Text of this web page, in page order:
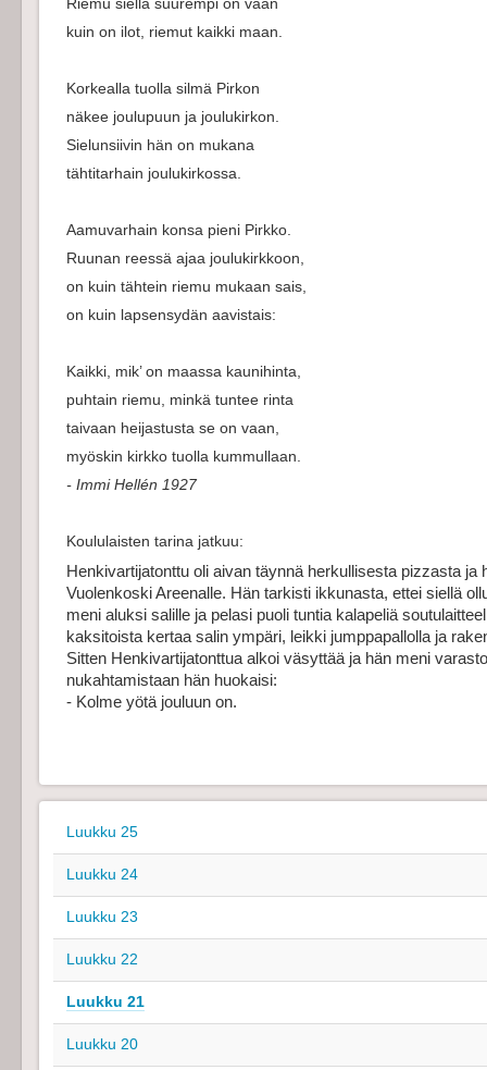
kuin on ilot, riemut kaikki maan.
Korkealla tuolla silmä Pirkon
näkee joulupuun ja joulukirkon.
Sielunsiivin hän on mukana
tähtitarhain joulukirkossa.
Aamuvarhain konsa pieni Pirkko.
Ruunan reessä ajaa joulukirkkoon,
on kuin tähtein riemu mukaan sais,
on kuin lapsensydän aavistais:
Kaikki, mik’ on maassa kaunihinta,
puhtain riemu, minkä tuntee rinta
taivaan heijastusta se on vaan,
myöskin kirkko tuolla kummullaan.
- Immi Hellén 1927
Koululaisten tarina jatkuu:
Henkivartijatonttu oli aivan täynnä herkullisesta pizzasta ja
Vuolenkoski Areenalle. Hän tarkisti ikkunasta, ettei siellä
meni aluksi salille ja pelasi puoli tuntia kalapeliä
kaksitoista kertaa salin ympäri, leikki jumppapallolla ja
Sitten Henkivartijatonttua alkoi väsyttää ja hän meni
nukahtamistaan hän huokaisi:
- Kolme yötä jouluun on.
Luukku 25
Luukku 24
Luukku 23
Luukku 22
Luukku 21
Luukku 20